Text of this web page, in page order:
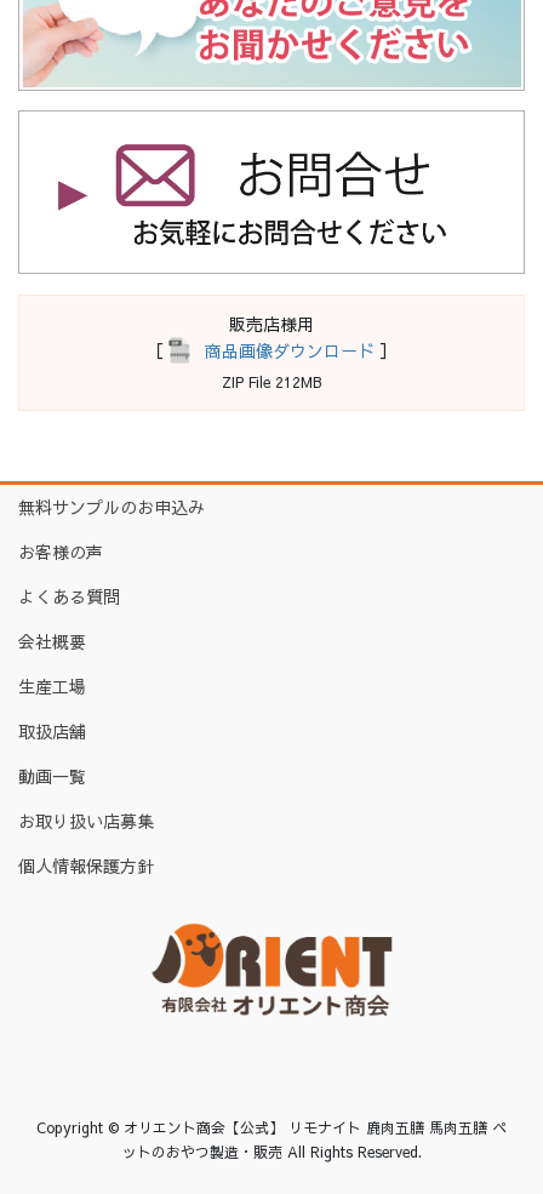
販売店様用
［
商品画像ダウンロード ］
ZIP File 212MB
無料サンプルのお申込み
お客様の声
よくある質問
会社概要
生産工場
取扱店舗
動画一覧
お取り扱い店募集
個人情報保護方針
Copyright © オリエント商会【公式】 リモナイト 鹿肉五膳 馬肉五膳 ペ
ットのおやつ製造・販売 All Rights Reserved.